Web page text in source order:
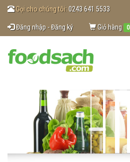
Gọi cho chúng tôi:0243 641 5533
Đăng nhập - Đăng ký Giỏ hàng 0